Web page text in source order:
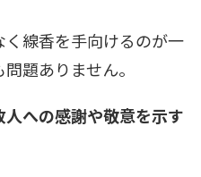
線香を手向けるのが一
題ありません。
への感謝や敬意を示す